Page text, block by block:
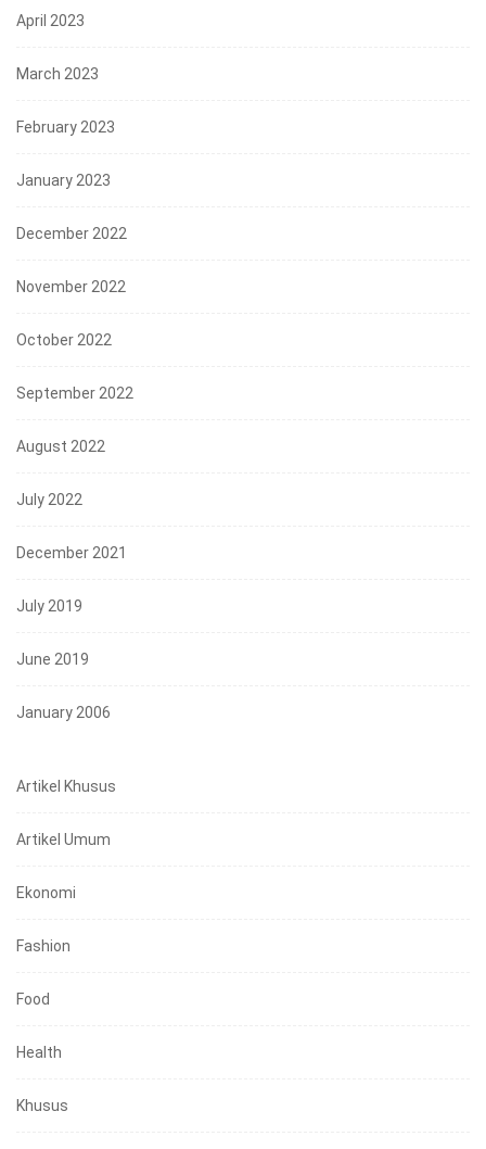
April 2023
March 2023
February 2023
January 2023
December 2022
November 2022
October 2022
September 2022
August 2022
July 2022
December 2021
July 2019
June 2019
January 2006
Artikel Khusus
Artikel Umum
Ekonomi
Fashion
Food
Health
Khusus